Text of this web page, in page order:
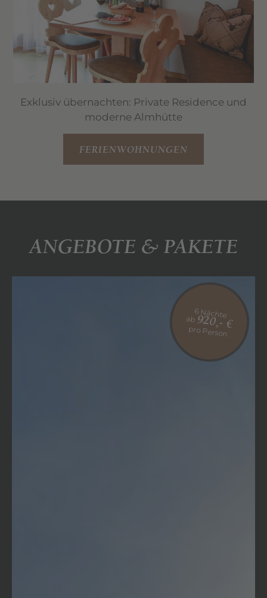
Exklusiv übernachten: Private Residence und
moderne Almhütte
FERIENWOHNUNGEN
ANGEBOTE & PAKETE
6 Nächte
ab 920,- €
pro Person